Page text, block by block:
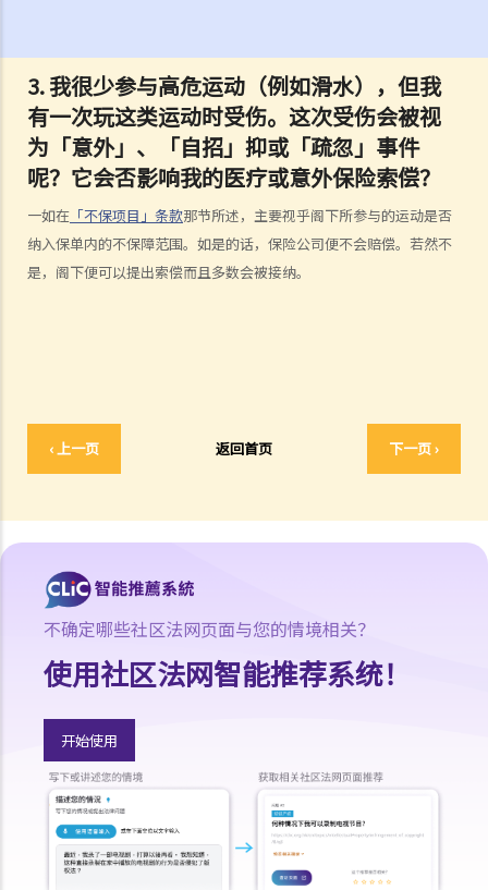
3.我很少参与高危运动（例如滑水），但我
有一次玩这类运动时受伤。这次受伤会被视
为「意外」、「自招」抑或「疏忽」事件
呢？它会否影响我的医疗或意外保险索偿？
一如在 「不保项目」条款那节所述，主要视乎阁下所参与的运动是否
纳入保单内的不保障范围。如是的话，保险公司便不会赔偿。若然不
是，阁下便可以提出索偿而且多数会被接纳。
‹ 上一页 返回首页 下一页 ›
项索偿吗？
3. 保险单中常见的「不保项目」是甚么？
4. 我迟了一周（或一个月）缴交保费。我的保单仍然有效吗？如果在缴
付保费之前发生意外，保险公司会否拒绝我的索偿？
5. 保险公司延迟处理我的索偿申请。我可以因为这样的延误索取利息
6. 我为同一风险（例如住院或家居损毁）购买了几份保单。我可以从所
（insurance broker）。两者的角色或职责有甚么分别？他们的专业资
格又有何不同？他们是否需要在认可机构注册后才可工作？
3. 持牌保险中介人须遵从任何专业操守守则吗?
4. 保险业监管局有甚么权力持牌保险中介人确保保险中介人遵从法规，
以及处理他们的不当行为?
5. 我对赔偿金额及保险代理 / 保险公司的行为极之不满。我应否诉诸法
庭或向其他认可机构投诉？法庭或其他机构有否就每项索偿或投诉设立
赔偿上限？
6. 保险代理利用虚假资料诱导我购买保险。我可否终止该保单合约及要
求退还保费？
7. 保险代理要求我把现金交给他，让他可以代我准时缴交保费。他可以
这样处理保费吗？
b. 保险科技及虚拟保险公司
1. 甚么是保险科技?
不确定哪些社区法网页面与您的情境相关？
使用社区法网智能推荐系统！
开始使用